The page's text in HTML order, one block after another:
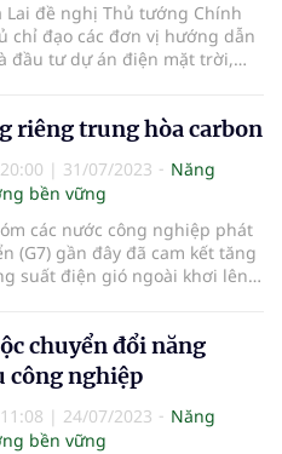
Lai đề nghị Thủ tướng Chính
chỉ đạo các đơn vị hướng dẫn
đầu tư dự án điện mặt trời,
hành.
riêng trung hòa carbon
20:00 | 31/07/2023
Năng
bền vững
các nước công nghiệp phát
(G7) gần đây đã cam kết tăng
suất điện gió ngoài khơi lên
2030. Nhưng một số điều
đã bị giảm bớt do những
đồng giữa Nhật Bản - Chủ tịch
chuyển đổi năng
công nghiệp
11:08 | 24/07/2023
Năng
bền vững